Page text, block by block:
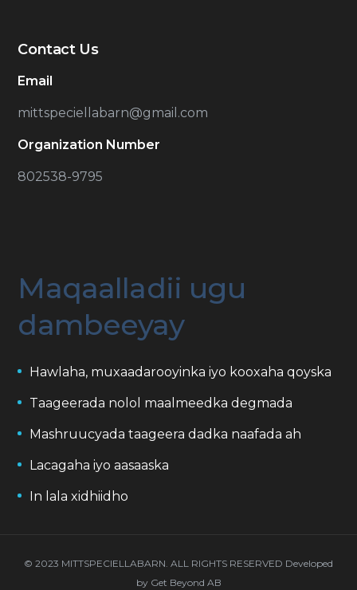
Contact Us
Email
mittspeciellabarn@gmail.com
Organization Number
802538-9795
Maqaalladii ugu
dambeeyay
Hawlaha, muxaadarooyinka iyo kooxaha qoyska
Taageerada nolol maalmeedka degmada
Mashruucyada taageera dadka naafada ah
Lacagaha iyo aasaaska
In lala xidhiidho
© 2023 MITTSPECIELLABARN. ALL RIGHTS RESERVED Developed
by Get Beyond AB